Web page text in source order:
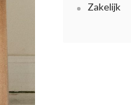
Zakelijk